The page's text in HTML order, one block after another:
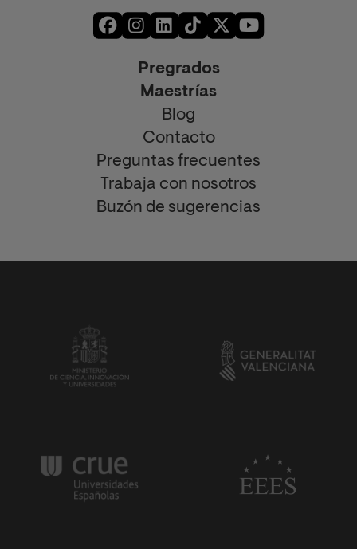
Pregrados
Maestrías
Blog
Contacto
Preguntas frecuentes
Trabaja con nosotros
Buzón de sugerencias